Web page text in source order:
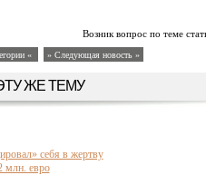
Возник вопрос по теме
« » Следующая новость »
ЖЕ ТЕМУ
себя в жертву
млн. евро